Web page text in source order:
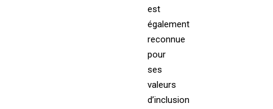
est
également
reconnue
pour
ses
valeurs
d’inclusion